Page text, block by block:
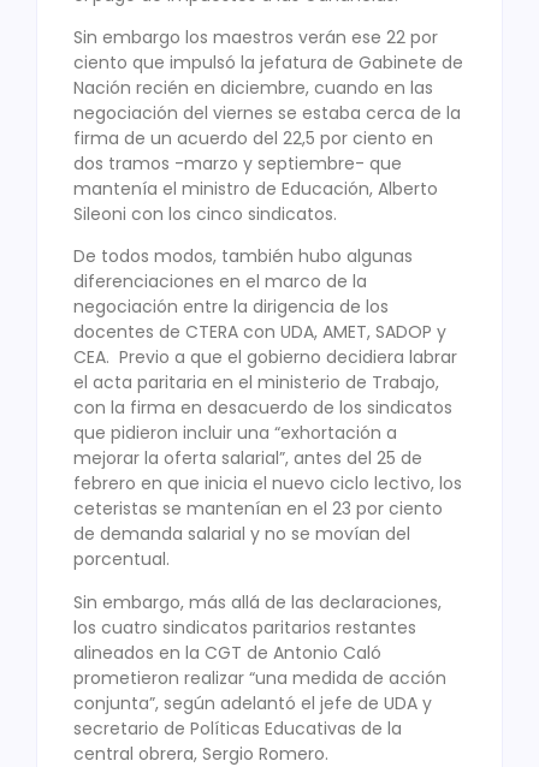
Sin embargo los maestros verán ese 22 por
ciento que impulsó la jefatura de Gabinete de
Nación recién en diciembre, cuando en las
negociación del viernes se estaba cerca de la
firma de un acuerdo del 22,5 por ciento en
dos tramos -marzo y septiembre- que
mantenía el ministro de Educación, Alberto
Sileoni con los cinco sindicatos.
De todos modos, también hubo algunas
diferenciaciones en el marco de la
negociación entre la dirigencia de los
docentes de CTERA con UDA, AMET, SADOP y
CEA. Previo a que el gobierno decidiera labrar
el acta paritaria en el ministerio de Trabajo,
con la firma en desacuerdo de los sindicatos
que pidieron incluir una “exhortación a
mejorar la oferta salarial”, antes del 25 de
febrero en que inicia el nuevo ciclo lectivo, los
ceteristas se mantenían en el 23 por ciento
de demanda salarial y no se movían del
porcentual.
Sin embargo, más allá de las declaraciones,
los cuatro sindicatos paritarios restantes
alineados en la CGT de Antonio Caló
prometieron realizar “una medida de acción
conjunta”, según adelantó el jefe de UDA y
secretario de Políticas Educativas de la
central obrera, Sergio Romero.